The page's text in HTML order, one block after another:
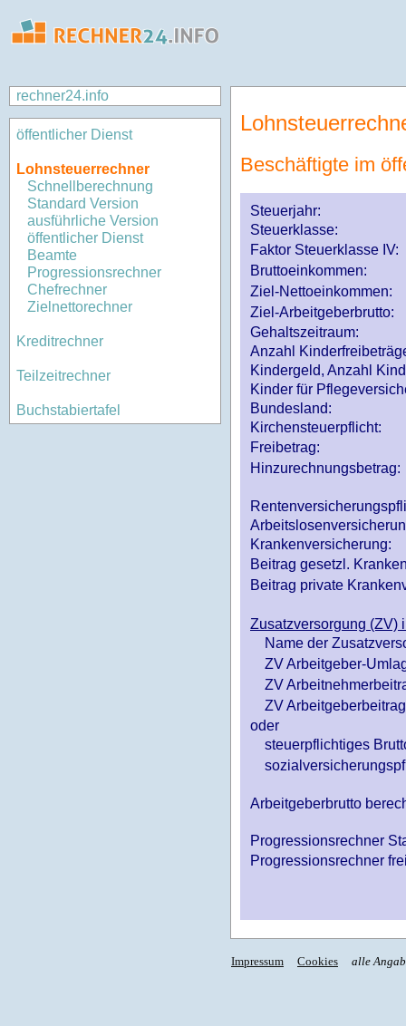
rechner24.info
öffentlicher Dienst
Lohnsteuerrechner
Schnellberechnung
Standard Version
ausführliche Version
öffentlicher Dienst
Beamte
Progressionsrechner
Chefrechner
Zielnettorechner
Kreditrechner
Teilzeitrechner
Buchstabiertafel
Beschäftigte im
Steuerjahr:
Steuerklasse:
Faktor Steuerklasse IV:
Bruttoeinkommen:
Ziel-Nettoeinkommen:
Ziel-Arbeitgeberbrutto:
Gehaltszeitraum:
Anzahl
Kindergeld, Anzahl
Kinder für
Bundesland:
Kirchensteuerpflicht:
Freibetrag:
Hinzurechnungsbetrag:
Krankenversicherung:
Beitrag gesetzl.
Beitrag private
Zusatzversorgung (ZV)
Name der
ZV Arbeitgeber-
ZV
ZV
oder
steuerpflichtiges
Arbeitgeberbrutto
Progressionsrechner
Progressionsrechner
Impressum Cookies alle